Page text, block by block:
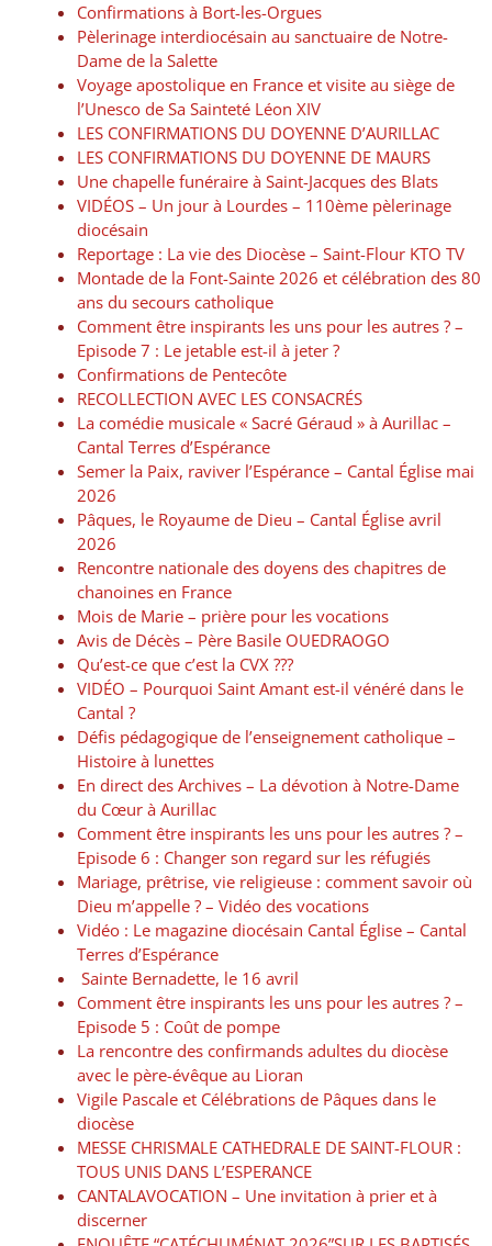
Confirmations à Bort-les-Orgues
Pèlerinage interdiocésain au sanctuaire de Notre-
Dame de la Salette
Voyage apostolique en France et visite au siège de
l’Unesco de Sa Sainteté Léon XIV
LES CONFIRMATIONS DU DOYENNE D’AURILLAC
LES CONFIRMATIONS DU DOYENNE DE MAURS
Une chapelle funéraire à Saint-Jacques des Blats
VIDÉOS – Un jour à Lourdes – 110ème pèlerinage
diocésain
Reportage : La vie des Diocèse – Saint-Flour KTO TV
Montade de la Font-Sainte 2026 et célébration des 80
ans du secours catholique
Comment être inspirants les uns pour les autres ? –
Episode 7 : Le jetable est-il à jeter ?
Confirmations de Pentecôte
RECOLLECTION AVEC LES CONSACRÉS
La comédie musicale « Sacré Géraud » à Aurillac –
Cantal Terres d’Espérance
Semer la Paix, raviver l’Espérance – Cantal Église mai
2026
Pâques, le Royaume de Dieu – Cantal Église avril
2026
Rencontre nationale des doyens des chapitres de
chanoines en France
Mois de Marie – prière pour les vocations
Avis de Décès – Père Basile OUEDRAOGO
Qu’est-ce que c’est la CVX ???
VIDÉO – Pourquoi Saint Amant est-il vénéré dans le
Cantal ?
Défis pédagogique de l’enseignement catholique –
Histoire à lunettes
En direct des Archives – La dévotion à Notre-Dame
du Cœur à Aurillac
Comment être inspirants les uns pour les autres ? –
Episode 6 : Changer son regard sur les réfugiés
Mariage, prêtrise, vie religieuse : comment savoir où
Dieu m’appelle ? – Vidéo des vocations
Vidéo : Le magazine diocésain Cantal Église – Cantal
Terres d’Espérance
Sainte Bernadette, le 16 avril
Comment être inspirants les uns pour les autres ? –
Episode 5 : Coût de pompe
La rencontre des confirmands adultes du diocèse
avec le père-évêque au Lioran
Vigile Pascale et Célébrations de Pâques dans le
diocèse
MESSE CHRISMALE CATHEDRALE DE SAINT-FLOUR :
TOUS UNIS DANS L’ESPERANCE
CANTALAVOCATION – Une invitation à prier et à
discerner